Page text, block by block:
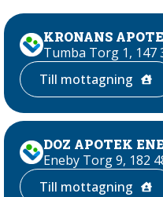
KRONANS
Tumba Torg 1, 147
Till mottagning
DOZ APOTEK
Eneby Torg 9, 182
Till mottagning